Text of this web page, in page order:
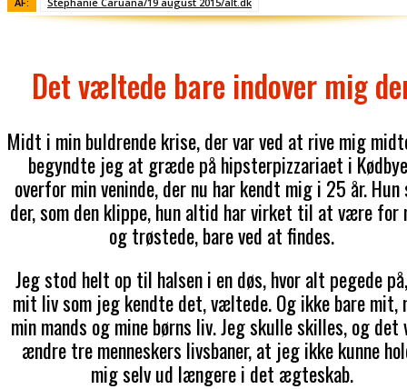
Det væltede bare indover mig
Midt i min buldrende krise, der var ved at rive mig
begyndte jeg at græde på hipsterpizzariaet i
overfor min veninde, der nu har kendt mig i 25 år. Hun
der, som den klippe, hun altid har virket til at være for
og trøstede, bare ved at findes.
Jeg stod helt op til halsen i en døs, hvor alt pegede
mit liv som jeg kendte det, væltede. Og ikke bare mit,
min mands og mine børns liv. Jeg skulle skilles, og det
ændre tre menneskers livsbaner, at jeg ikke kunne
mig selv ud længere i det ægteskab.